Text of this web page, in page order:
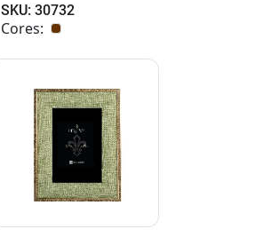
SKU: 30732
Cores: